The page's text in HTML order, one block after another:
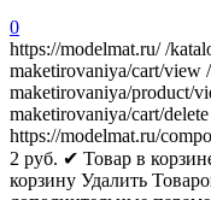
0
https://modelmat.ru/ /
maketirovaniya/cart/view
maketirovaniya/product/
maketirovaniya/cart/delete
https://modelmat.ru/
2 руб. ✔ Товар в
корзину Удалить